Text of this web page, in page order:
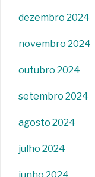
dezembro 2024
novembro 2024
outubro 2024
setembro 2024
agosto 2024
julho 2024